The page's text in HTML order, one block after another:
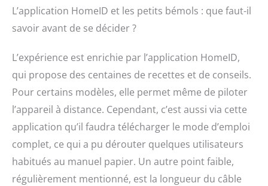
L’application HomeID et les petits bémols : que faut-il
savoir avant de se décider ?
L’expérience est enrichie par l’application HomeID,
qui propose des centaines de recettes et de conseils.
Pour certains modèles, elle permet même de piloter
l’appareil à distance. Cependant, c’est aussi via cette
application qu’il faudra télécharger le mode d’emploi
complet, ce qui a pu dérouter quelques utilisateurs
habitués au manuel papier. Un autre point faible,
régulièrement mentionné, est la longueur du câble